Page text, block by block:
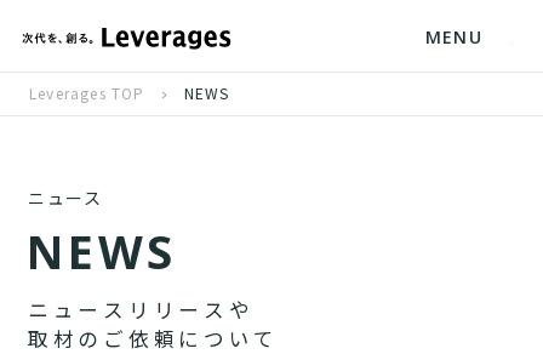
MENU
Leverages TOP NEWS
ニュース
NEWS
ニ ュ ー ス リ リ ー ス や
取 材 の ご 依 頼 に つ い て